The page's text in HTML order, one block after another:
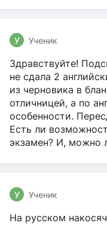
У Ученик
Здравствуйте!
не сдала 2
из черновика в
отличницей, а по
особенности.
Есть ли
экзамен? И, можно
У Ученик
На русском